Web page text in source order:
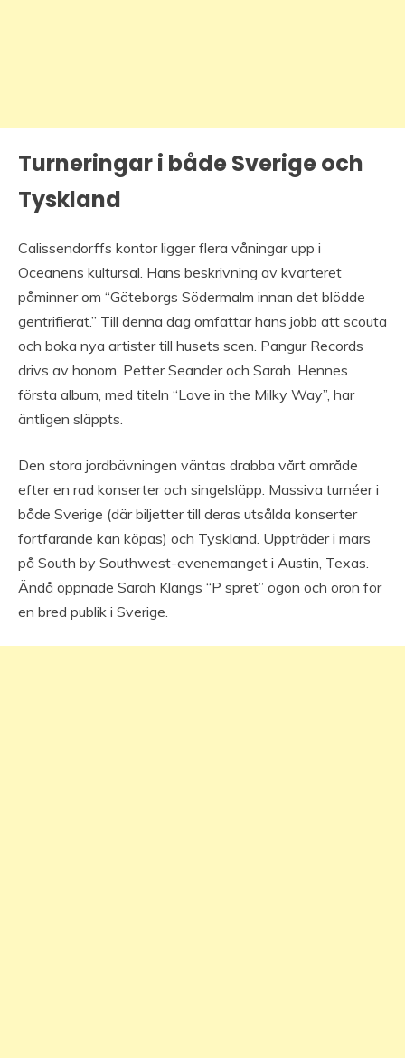
Turneringar i både Sverige och
Tyskland
Calissendorffs kontor ligger flera våningar upp i
Oceanens kultursal. Hans beskrivning av kvarteret
påminner om “Göteborgs Södermalm innan det blödde
gentrifierat.” Till denna dag omfattar hans jobb att scouta
och boka nya artister till husets scen. Pangur Records
drivs av honom, Petter Seander och Sarah. Hennes
första album, med titeln “Love in the Milky Way”, har
äntligen släppts.
Den stora jordbävningen väntas drabba vårt område
efter en rad konserter och singelsläpp. Massiva turnéer i
både Sverige (där biljetter till deras utsålda konserter
fortfarande kan köpas) och Tyskland. Uppträder i mars
på South by Southwest-evenemanget i Austin, Texas.
Ändå öppnade Sarah Klangs “P spret” ögon och öron för
en bred publik i Sverige.